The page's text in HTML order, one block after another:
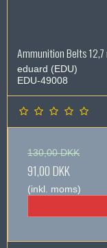
Ammunition Belts 12,7
eduard (EDU)
EDU-49008
130,00 DKK
91,00 DKK
(inkl. moms)